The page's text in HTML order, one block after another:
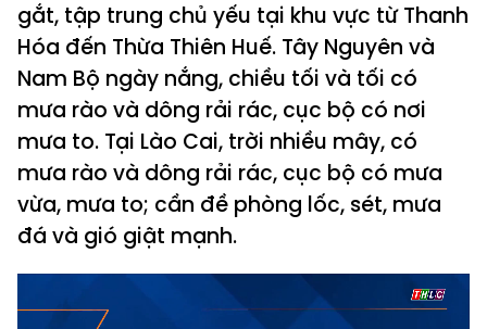
gắt, tập trung chủ yếu tại khu vực từ Thanh
Hóa đến Thừa Thiên Huế. Tây Nguyên và
Nam Bộ ngày nắng, chiều tối và tối có
mưa rào và dông rải rác, cục bộ có nơi
mưa to. Tại Lào Cai, trời nhiều mây, có
mưa rào và dông rải rác, cục bộ có mưa
vừa, mưa to; cần đề phòng lốc, sét, mưa
đá và gió giật mạnh.